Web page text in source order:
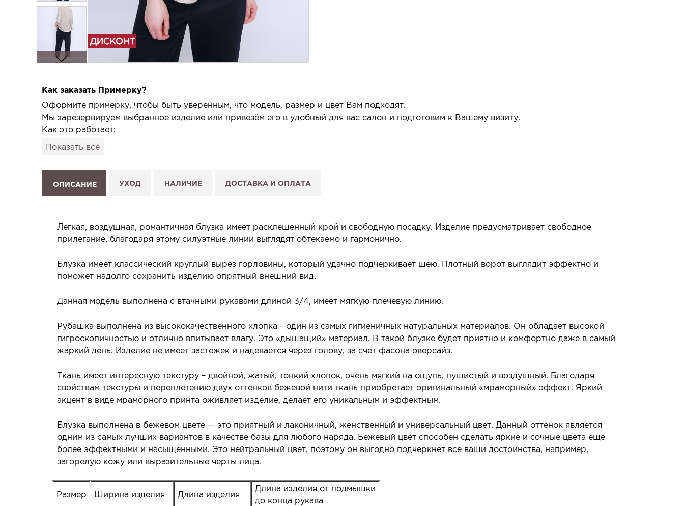
Как заказать Примерку?
Оформите примерку, чтобы быть уверенным, что модель, размер и цвет Вам подходят.
Мы зарезервируем выбранное изделие или привезём его в удобный для вас салон и подготовим к Вашему визиту.
Как это работает:
1. Выберите изделие на сайте.
Показать всё
ОПИСАНИЕ УХОД НАЛИЧИЕ ДОСТАВКА И ОПЛАТА
Легкая, воздушная, романтичная блузка имеет расклешенный крой и свободную посадку. Изделие предусматривает свободное
прилегание, благодаря этому силуэтные линии выглядят обтекаемо и гармонично.
Блузка имеет классический круглый вырез горловины, который удачно подчеркивает шею. Плотный ворот выглядит эффектно и
поможет надолго сохранить изделию опрятный внешний вид.
Данная модель выполнена с втачными рукавами длиной 3/4, имеет мягкую плечевую линию.
Рубашка выполнена из высококачественного хлопка - один из самых гигиеничных натуральных материалов. Он обладает высокой
гигроскопичностью и отлично впитывает влагу. Это «дышащий» материал. В такой блузке будет приятно и комфортно даже в самый
жаркий день. Изделие не имеет застежек и надевается через голову, за счет фасона оверсайз.
Ткань имеет интересную текстуру – двойной, жатый, тонкий хлопок, очень мягкий на ощупь, пушистый и воздушный. Благодаря
свойствам текстуры и переплетению двух оттенков бежевой нити ткань приобретает оригинальный «мраморный» эффект. Яркий
акцент в виде мраморного принта оживляет изделие, делает его уникальным и эффектным.
Блузка выполнена в бежевом цвете — это приятный и лаконичный, женственный и универсальный цвет. Данный оттенок является
одним из самых лучших вариантов в качестве базы для любого наряда. Бежевый цвет способен сделать яркие и сочные цвета еще
более эффектными и насыщенными. Это нейтральный цвет, поэтому он выгодно подчеркнет все ваши достоинства, например,
загорелую кожу или выразительные черты лица.
Размер Ширина изделия Длина изделия
Длина изделия от подмышки
до конца рукава